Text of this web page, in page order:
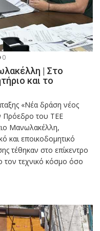
0
| Στο
και το
«Νέα δράση νέος
Πρόεδρο του ΤΕΕ
Μανωλακέλλη,
και εποικοδομητικό
τέθηκαν στο επίκεντρο
τον τεχνικό κόσμο όσο